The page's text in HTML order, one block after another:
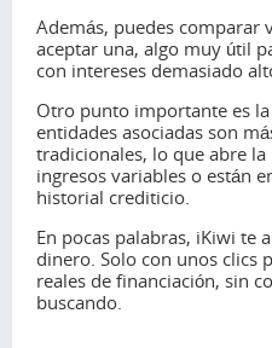
Además, puedes comparar
aceptar una, algo muy útil
con intereses demasiado
Otro punto importante es
entidades asociadas son
tradicionales, lo que abre
ingresos variables o están
historial crediticio.
En pocas palabras, iKiwi te
dinero. Solo con unos clics
reales de financiación, sin
buscando.